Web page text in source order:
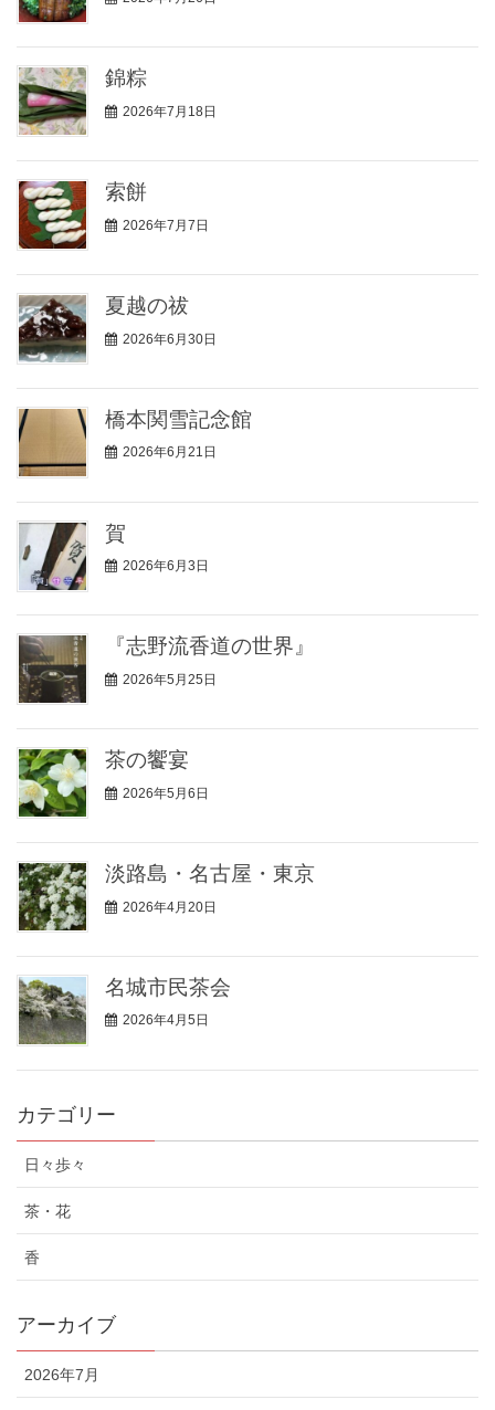
錦粽
2026年7月18日
索餅
2026年7月7日
夏越の祓
2026年6月30日
橋本関雪記念館
2026年6月21日
賀
2026年6月3日
『志野流香道の世界』
2026年5月25日
茶の饗宴
2026年5月6日
淡路島・名古屋・東京
2026年4月20日
名城市民茶会
2026年4月5日
カテゴリー
日々歩々
茶・花
香
アーカイブ
2026年7月